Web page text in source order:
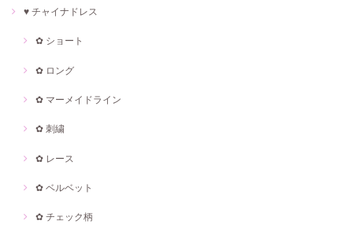
♥ チャイナドレス
✿ ショート
✿ ロング
✿ マーメイドライン
✿ 刺繍
✿ レース
✿ ベルベット
✿ チェック柄